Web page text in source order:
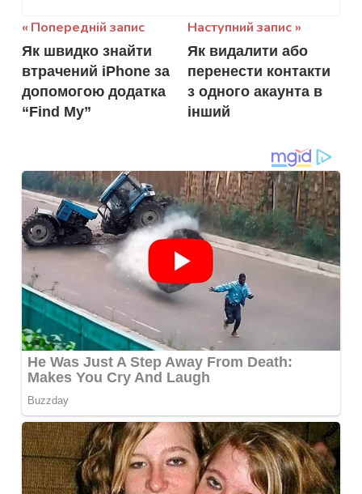
Навігація
записів
Попередній запис
Як швидко знайти
втрачений iPhone за
допомогою додатка
“Find My”
Наступний запис
Як видалити або
перенести контакти
з одного акаунта в
інший